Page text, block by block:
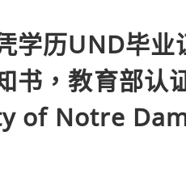
学历UND毕
书，教育部认
of Notre